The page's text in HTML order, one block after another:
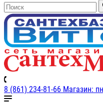
8 (861) 234-81-66 Магазин: